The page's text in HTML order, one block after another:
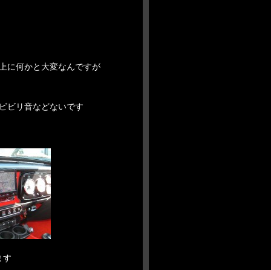
に何かと大変なんですが
ビリ音などないです
す